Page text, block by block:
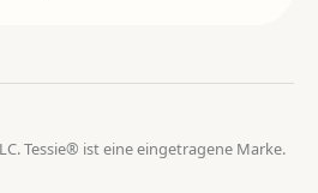
Tessie® ist eine eingetragene Marke.